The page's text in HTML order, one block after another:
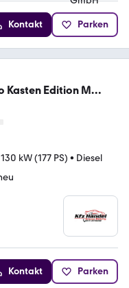
Kontakt Parken
Kasten Edition M
130 kW (177 PS) • Diesel
Kontakt Parken